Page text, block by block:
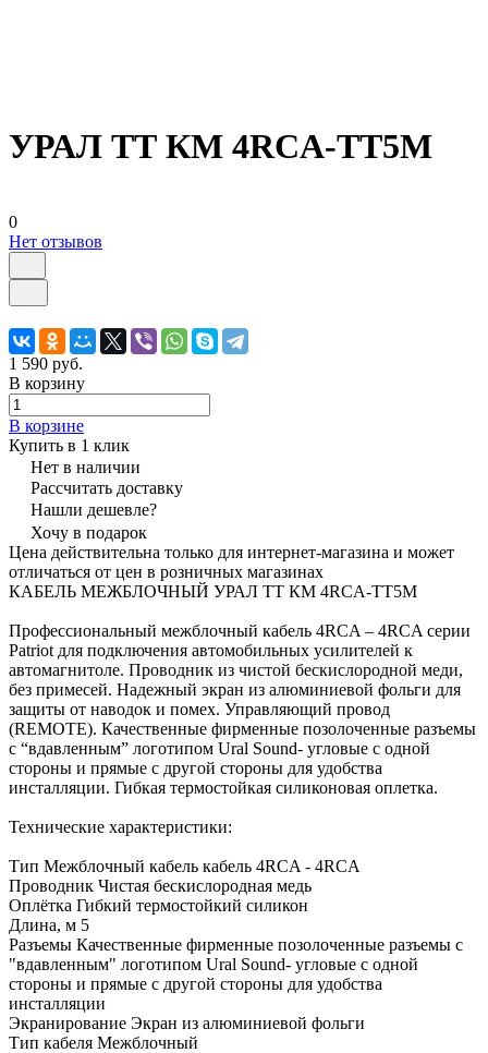
УРАЛ ТТ КМ 4RCA-ТТ5М
0
Нет отзывов
1 590 руб.
В корзину
В корзине
Купить в 1 клик
Нет в наличии
Рассчитать доставку
Нашли дешевле?
Хочу в подарок
Цена действительна только для интернет-магазина и может
отличаться от цен в розничных магазинах
КАБЕЛЬ МЕЖБЛОЧНЫЙ УРАЛ ТТ КМ 4RCA-ТТ5М
Профессиональный межблочный кабель 4RCA – 4RCA серии
Patriot для подключения автомобильных усилителей к
автомагнитоле. Проводник из чистой бескислородной меди,
без примесей. Надежный экран из алюминиевой фольги для
защиты от наводок и помех. Управляющий провод
(REMOTE). Качественные фирменные позолоченные разъемы
с “вдавленным” логотипом Ural Sound- угловые с одной
стороны и прямые с другой стороны для удобства
инсталляции. Гибкая термостойкая силиконовая оплетка.
Технические характеристики:
Тип Межблочный кабель кабель 4RCA - 4RCA
Проводник Чистая бескислородная медь
Оплётка Гибкий термостойкий силикон
Длина, м 5
Разъемы Качественные фирменные позолоченные разъемы с
"вдавленным" логотипом Ural Sound- угловые с одной
стороны и прямые с другой стороны для удобства
инсталляции
Экранирование Экран из алюминиевой фольги
Тип кабеля Межблочный